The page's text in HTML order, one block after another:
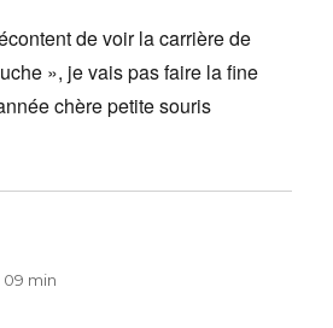
de voir la carrière de
», je vais pas faire la fine
chère petite souris
09 min